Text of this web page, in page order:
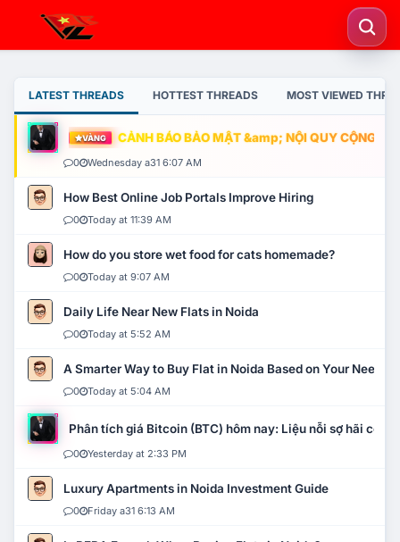
LATEST THREADS HOTTEST THREADS MOST VIEWED
VÀNG CẢNH BÁO BẢO MẬT &amp; NỘI QUY CỘNG
0 Wednesday a31 6:07 AM
How Best Online Job Portals Improve Hiring
0 Today at 11:39 AM
How do you store wet food for cats homemade?
0 Today at 9:07 AM
Daily Life Near New Flats in Noida
0 Today at 5:52 AM
A Smarter Way to Buy Flat in Noida Based on Your Needs
0 Today at 5:04 AM
Phân tích giá Bitcoin (BTC) hôm nay: Liệu nỗi sợ hãi có
0 Yesterday at 2:33 PM
Luxury Apartments in Noida Investment Guide
0 Friday a31 6:13 AM